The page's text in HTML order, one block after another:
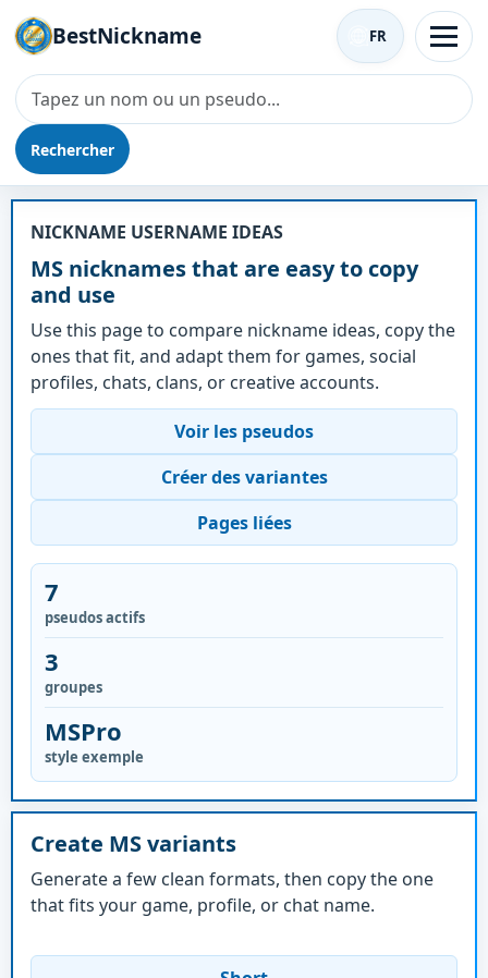
BestNickname
Rechercher
FR
Surnom - MS
NICKNAME USERNAME IDEAS
MS nicknames that are easy to copy
and use
Use this page to compare nickname ideas, copy the
ones that fit, and adapt them for games, social
profiles, chats, clans, or creative accounts.
Voir les pseudos
Créer des variantes
Pages liées
7
pseudos actifs
3
groupes
MSPro
style exemple
Create MS variants
Generate a few clean formats, then copy the one
that fits your game, profile, or chat name.